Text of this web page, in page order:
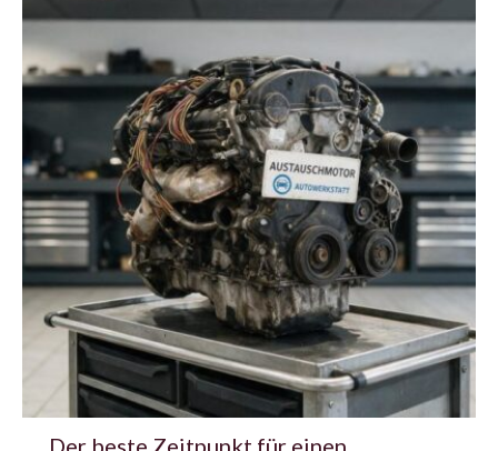
Der beste Zeitpunkt für einen